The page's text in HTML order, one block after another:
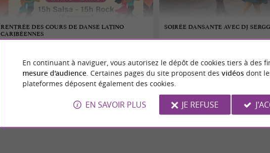
RENTRÉE DES COURS DE DANSE LATINO
CARIBÉENNES
Labastidette
Danse
SOIRÉE DANSANTE AVEC DJ
Montesquieu-Lauragais
En continuant à naviguer, vous autorisez le dépôt de cookies tiers à des
mesure d'audience. Certaines pages du site proposent des vidéosdont
plateformes déposent également des cookies.
EN SAVOIR PLUS JE REFUSE